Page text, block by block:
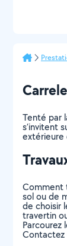
Tenté par
s’invitent
extérieure
Comment
sol ou de
de choisir
travertin
Parcourez
Contactez